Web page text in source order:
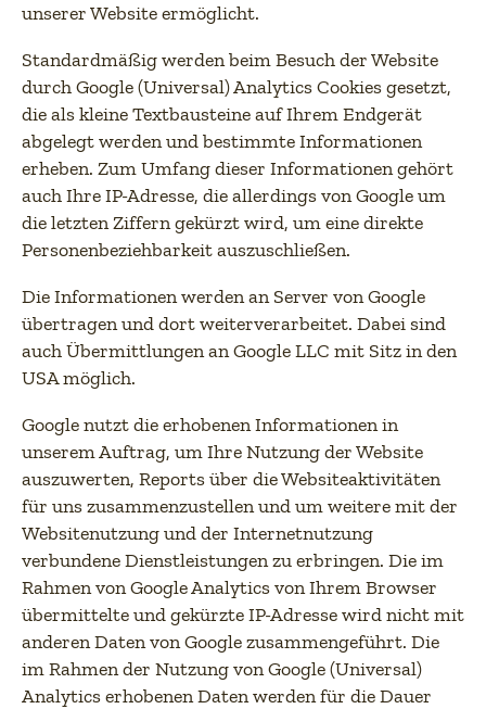
unserer Website ermöglicht.
Standardmäßig werden beim Besuch der Website
durch Google (Universal) Analytics Cookies gesetzt,
die als kleine Textbausteine auf Ihrem Endgerät
abgelegt werden und bestimmte Informationen
erheben. Zum Umfang dieser Informationen gehört
auch Ihre IP-Adresse, die allerdings von Google um
die letzten Ziffern gekürzt wird, um eine direkte
Personenbeziehbarkeit auszuschließen.
Die Informationen werden an Server von Google
übertragen und dort weiterverarbeitet. Dabei sind
auch Übermittlungen an Google LLC mit Sitz in den
USA möglich.
Google nutzt die erhobenen Informationen in
unserem Auftrag, um Ihre Nutzung der Website
auszuwerten, Reports über die Websiteaktivitäten
für uns zusammenzustellen und um weitere mit der
Websitenutzung und der Internetnutzung
verbundene Dienstleistungen zu erbringen. Die im
Rahmen von Google Analytics von Ihrem Browser
übermittelte und gekürzte IP-Adresse wird nicht mit
anderen Daten von Google zusammengeführt. Die
im Rahmen der Nutzung von Google (Universal)
Analytics erhobenen Daten werden für die Dauer